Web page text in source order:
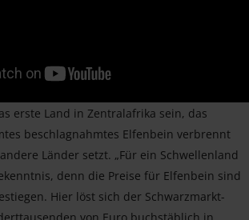
erste Land in Zentralafrika sein, das
beschlagnahmtes Elfenbein verbrennt
Länder setzt. „Für ein Schwellenland
denn die Preise für Elfenbein sind
Hier löst sich der Schwarzmarkt-